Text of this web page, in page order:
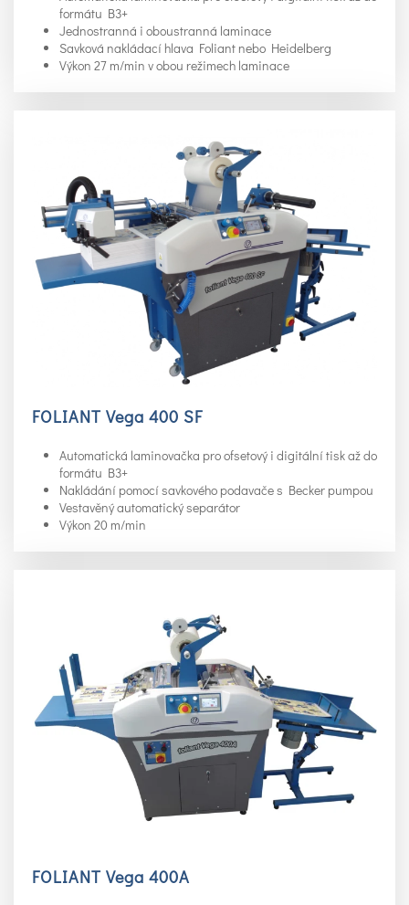
formátu B3+
Jednostranná i oboustranná laminace
Savková nakládací hlava Foliant nebo Heidelberg
Výkon 27 m/min v obou režimech laminace
FOLIANT Vega 400 SF
Automatická laminovačka pro ofsetový i digitální tisk až do
formátu B3+
Nakládání pomocí savkového podavače s Becker pumpou
Vestavěný automatický separátor
Výkon 20 m/min
FOLIANT Vega 400A